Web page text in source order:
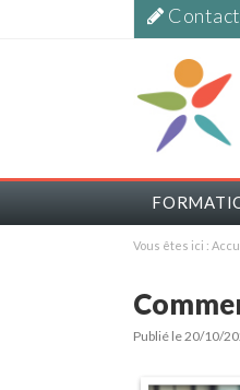
Vous êtes ici :
Publié le 20/10/